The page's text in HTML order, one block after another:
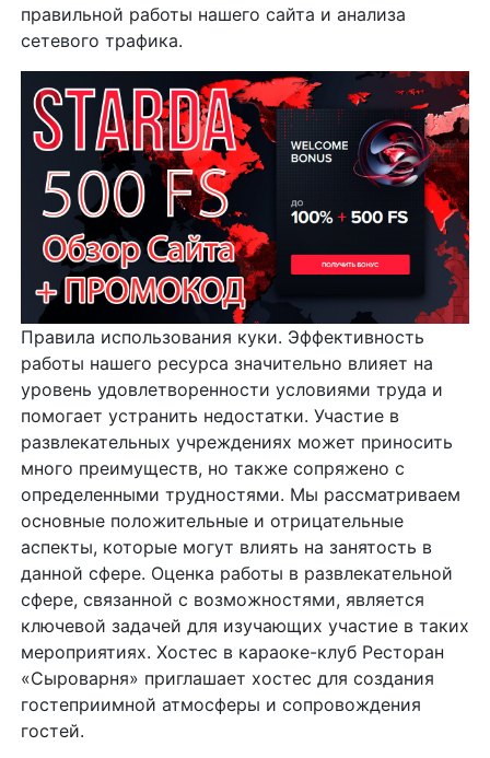
правильной работы нашего сайта и анализа
сетевого трафика.
Правила использования куки. Эффективность
работы нашего ресурса значительно влияет на
уровень удовлетворенности условиями труда и
помогает устранить недостатки. Участие в
развлекательных учреждениях может приносить
много преимуществ, но также сопряжено с
определенными трудностями. Мы рассматриваем
основные положительные и отрицательные
аспекты, которые могут влиять на занятость в
данной сфере. Оценка работы в развлекательной
сфере, связанной с возможностями, является
ключевой задачей для изучающих участие в таких
мероприятиях. Хостес в караоке-клуб Ресторан
«Сыроварня» приглашает хостес для создания
гостеприимной атмосферы и сопровождения
гостей.